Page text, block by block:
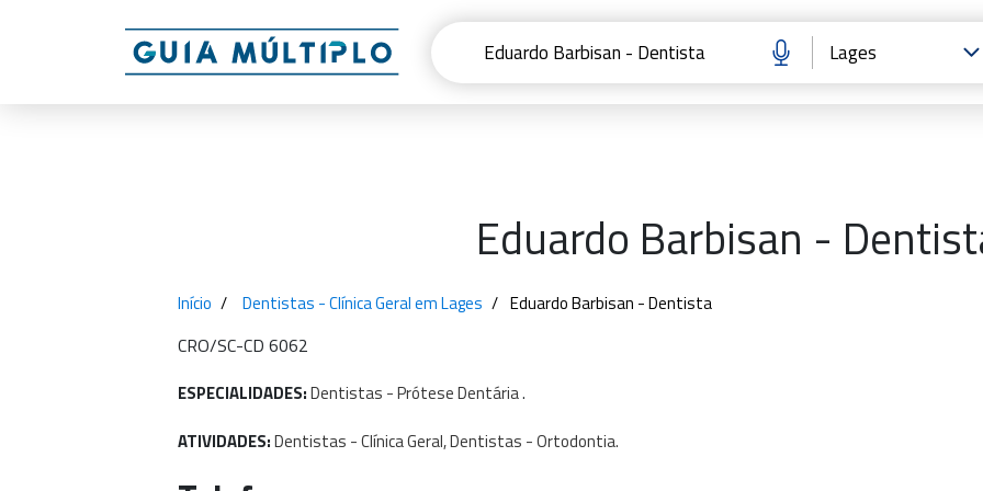
Eduardo Barbisan -
Início Dentistas - Clínica Geral em Lages Eduardo Barbisan - Dentista
CRO/SC-CD 6062
ESPECIALIDADES:Dentistas -PróteseDentária.
ATIVIDADES:Dentistas -ClínicaGeral,Dentistas -Ortodontia.